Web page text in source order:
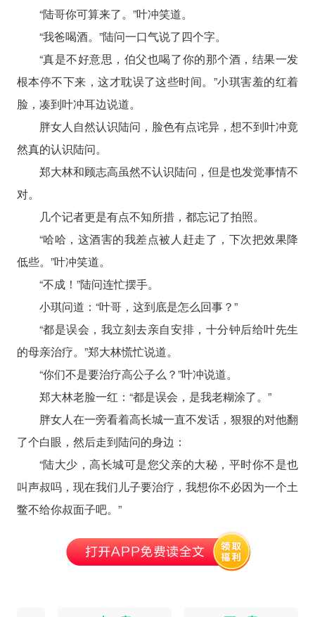
“陆哥你可算来了。”叶冲笑道。
“我爸喝酒。”陆问一口气说了四个字。
“真是不好意思，伯父也喝了你的那个酒，结果一发
根本停不下来，这才耽误了这些时间。”小琪害羞的红着
脸，凑到叶冲耳边说道。
胖女人自然认识陆问，脸色有点诧异，想不到叶冲竟
然真的认识陆问。
郑大林和顾志高虽然不认识陆问，但是也发觉事情不
对。
几个记者更是有点不知所措，都忘记了拍照。
“哈哈，这酒害的我差点被人赶走了，下次把效果降
低些。”叶冲笑道。
“不成！”陆问连忙摆手。
小琪问道：“叶哥，这到底是怎么回事？”
“都是误会，我立刻去亲自安排，十分钟后给叶先生
的母亲治疗。”郑大林慌忙说道。
“你们不是要治疗高公子么？”叶冲说道。
郑大林老脸一红：“都是误会，是我老糊涂了。”
胖女人在一旁看着高长城一直不发话，狠狠的对他翻
了个白眼，然后走到陆问的身边：
“陆大少，高长城可是您父亲的大秘，平时你不是也
叫声叔吗，现在我们儿子要治疗，我想你不必因为一个土
鳖不给你叔面子吧。”